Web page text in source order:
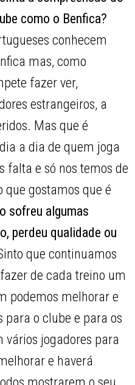
como o Benfica?
conhecem
mas, como
fazer ver,
estrangeiros, a
Mas que é
a dia de quem joga
falta e só nos temos de
que gostamos que é
sofreu algumas
perdeu qualidade ou
que continuamos
de cada treino um
podemos melhorar e
o clube e para os
vários jogadores para
e haverá